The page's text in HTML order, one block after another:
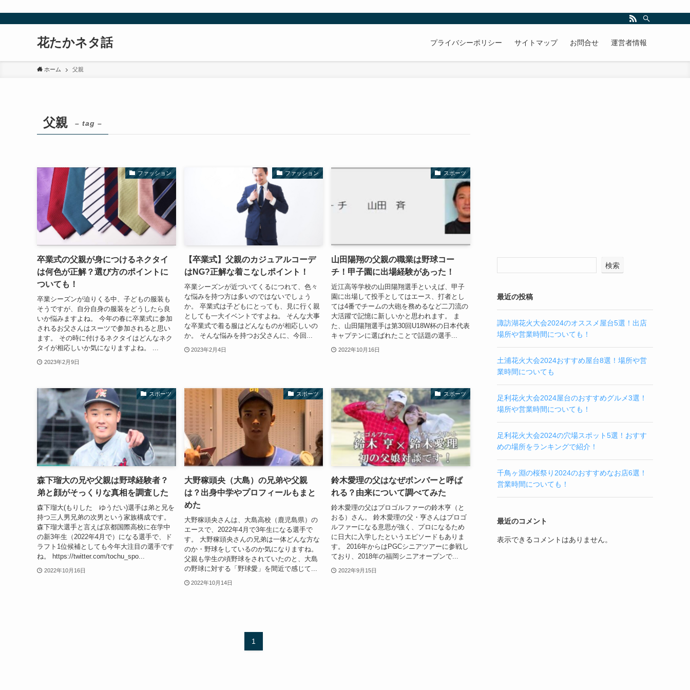
花たかネタ話 プライバシーポリシー サイトマップ お問合せ 運営者情報
ホーム 父親
父親 – tag –
ファッション
卒業式の父親が身につけるネクタイ
は何色が正解？選び方のポイントに
ついても！
卒業シーズンが迫りくる中、子どもの服装も
そうですが、自分自身の服装をどうしたら良
いか悩みますよね。 今年の春に卒業式に参加
されるお父さんはスーツで参加されると思い
ます。 その時に付けるネクタイはどんなネク
タイが相応しいか気になりますよね。 ...
2023年2月9日
ファッション
【卒業式】父親のカジュアルコーデ
はNG?正解な着こなしポイント！
卒業シーズンが近づいてくるにつれて、色々
な悩みを持つ方は多いのではないでしょう
か。 卒業式は子どもにとっても、見に行く親
としても一大イベントですよね。 そんな大事
な卒業式で着る服はどんなものが相応しいの
か。 そんな悩みを持つお父さんに、今回...
2023年2月4日
スポーツ
山田陽翔の父親の職業は野球コー
チ！甲子園に出場経験があった！
近江高等学校の山田陽翔選手といえば、甲子
園に出場して投手としてはエース、打者とし
ては4番でチームの大砲を務めるなど二刀流の
大活躍で記憶に新しいかと思われます。 ま
た、山田陽翔選手は第30回U18W杯の日本代表
キャプテンに選ばれたことで話題の選手...
2022年10月16日
スポーツ
森下瑠大の兄や父親は野球経験者？
弟と顔がそっくりな真相を調査した
森下瑠大(もりした ゆうだい)選手は弟と兄を
持つ三人男兄弟の次男という家族構成です。
森下瑠大選手と言えば京都国際高校に在学中
の新3年生（2022年4月で）になる選手で、ド
ラフト1位候補としても今年大注目の選手です
ね。 https://twitter.com/tochu_spo...
2022年10月16日
スポーツ
大野稼頭央（大島）の兄弟や父親
は？出身中学やプロフィールもまと
めた
大野稼頭央さんは、大島高校（鹿児島県）の
エースで、2022年4月で3年生になる選手で
す。 大野稼頭央さんの兄弟は一体どんな方な
のか・野球をしているのか気になりますね。
父親も学生の頃野球をされていたのと、大島
の野球に対する「野球愛」を間近で感じて...
2022年10月14日
スポーツ
鈴木愛理の父はなぜボンバーと呼ば
れる？由来について調べてみた
鈴木愛理の父はプロゴルファーの鈴木亨（と
おる）さん。 鈴木愛理の父・亨さんはプロゴ
ルファーになる意思が強く、プロになるため
に日大に入学したというエピソードもありま
す。 2016年からはPGCシニアツアーに参戦し
ており、2018年の福岡シニアオープンで...
2022年9月15日
1
検索
最近の投稿
諏訪湖花火大会2024のオススメ屋台5選！出店
場所や営業時間についても！
土浦花火大会2024おすすめ屋台8選！場所や営
業時間についても
足利花火大会2024屋台のおすすめグルメ3選！
場所や営業時間についても！
足利花火大会2024の穴場スポット5選！おすす
めの場所をランキングで紹介！
千鳥ヶ淵の桜祭り2024のおすすめなお店6選！
営業時間についても！
最近のコメント
表示できるコメントはありません。